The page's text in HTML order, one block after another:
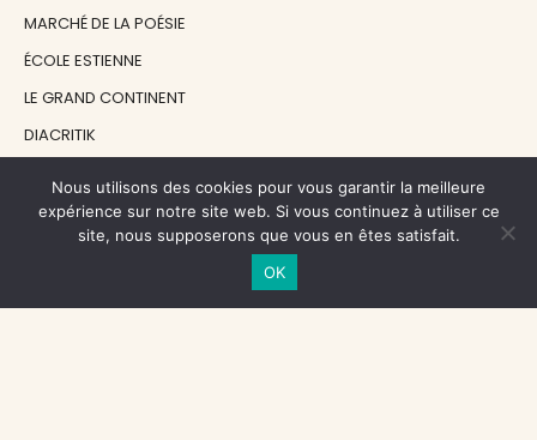
MARCHÉ DE LA POÉSIE
ÉCOLE ESTIENNE
LE GRAND CONTINENT
DIACRITIK
NOS SOUTIENS
CENTRE NATIONAL DU LIVRE
Nous utilisons des cookies pour vous garantir la meilleure
expérience sur notre site web. Si vous continuez à utiliser ce
site, nous supposerons que vous en êtes satisfait.
OK